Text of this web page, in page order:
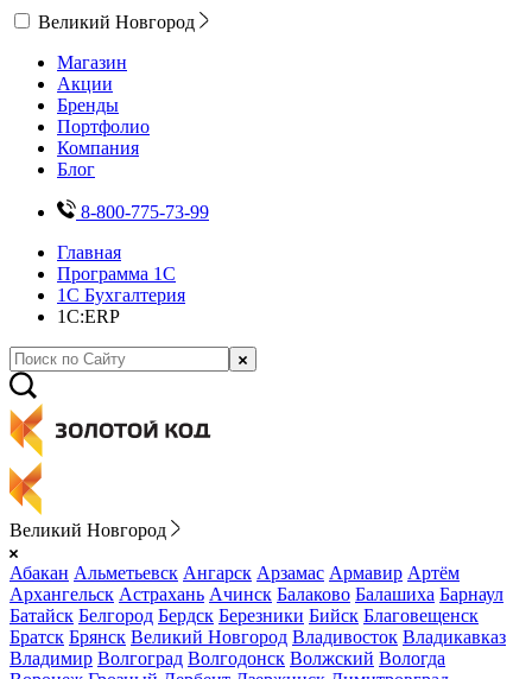
Великий Новгород
Магазин
Акции
Бренды
Портфолио
Компания
Блог
8-800-775-73-99
Главная
Программа 1С
1С Бухгалтерия
1С:ERP
Великий Новгород
Абакан Альметьевск Ангарск Арзамас Армавир Артём
Архангельск Астрахань Ачинск Балаково Балашиха Барнаул
Батайск Белгород Бердск Березники Бийск Благовещенск
Братск Брянск Великий Новгород Владивосток Владикавказ
Владимир Волгоград Волгодонск Волжский Вологда